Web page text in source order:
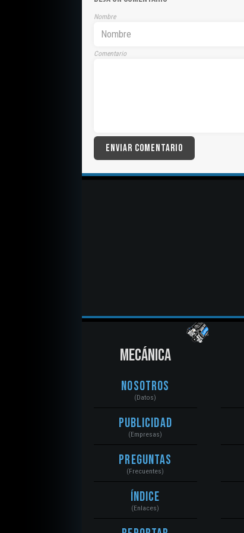
Nombre
Comentario
MECÁNICA
Nosotros
(Datos)
Publicidad
(Empresas)
Preguntas
(Frecuentes)
Índice
(Enlaces)